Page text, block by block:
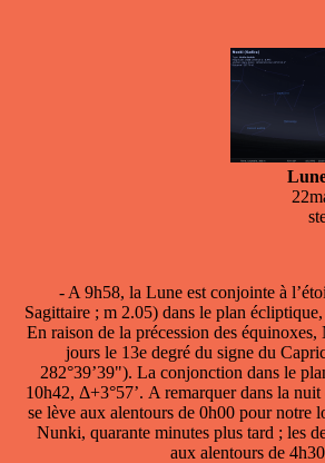
- A 9h58, la Lune est conjointe à
Sagittaire ; m 2.05) dans le plan écliptique,
En raison de la précession des
jours le 13e degré du signe du
282°39’39"). La conjonction dans le
10h42, Δ+3°57’. A remarquer dans la
se lève aux alentours de 0h00 pour notre
Nunki, quarante minutes plus tard ; les
aux alentours de